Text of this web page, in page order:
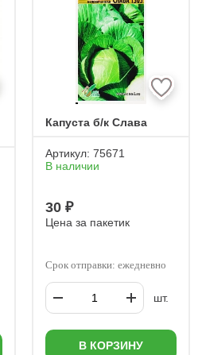
Капуста б/к Слава
Артикул: 75671
В наличии
30 ₽
Цена за пакетик
Срок отправки: ежедневно
шт.
В КОРЗИНУ